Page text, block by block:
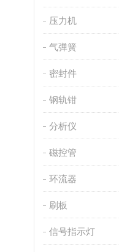
压力机
气弹簧
密封件
钢轨钳
分析仪
磁控管
环流器
刷板
信号指示灯